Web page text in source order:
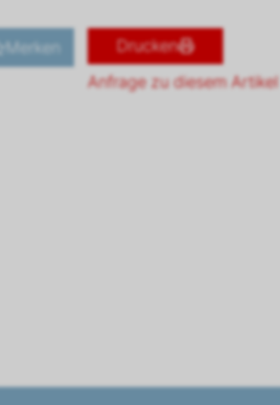
Merken
Drucken
Anfrage zu diesem Artikel